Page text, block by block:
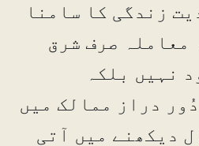
زندگی کا سامنا
معاملہ صرف شرق
نہیں بلکہ
دراز ممالک میں
دیکھنے میں آتی